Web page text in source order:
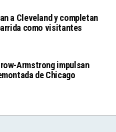
a Cleveland y completan
como visitantes
Armstrong impulsan
de Chicago